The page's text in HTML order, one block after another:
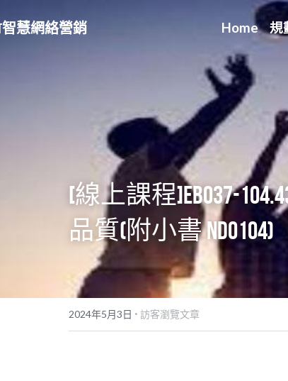
智慧網絡營銷 Home 規
[線上課程]eb037-
品質(附小書 NDO104)
2024年5月3日 · 訪客瀏覽文章